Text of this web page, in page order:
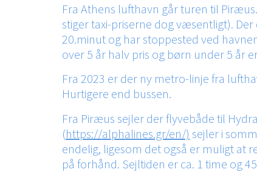
Fra Athens lufthavn går turen til
stiger taxi-priserne dog væsentligt).
20.minut og har stoppested ved
over 5 år halv pris og børn under 5 år
Fra 2023 er der ny metro-linje fra
Hurtigere end bussen.
Fra Piræus sejler der flyvebåde til
(https://alphalines.gr/en/​) sejler i
endelig, ligesom det også er muligt at
på forhånd. Sejltiden er ca. 1 time og